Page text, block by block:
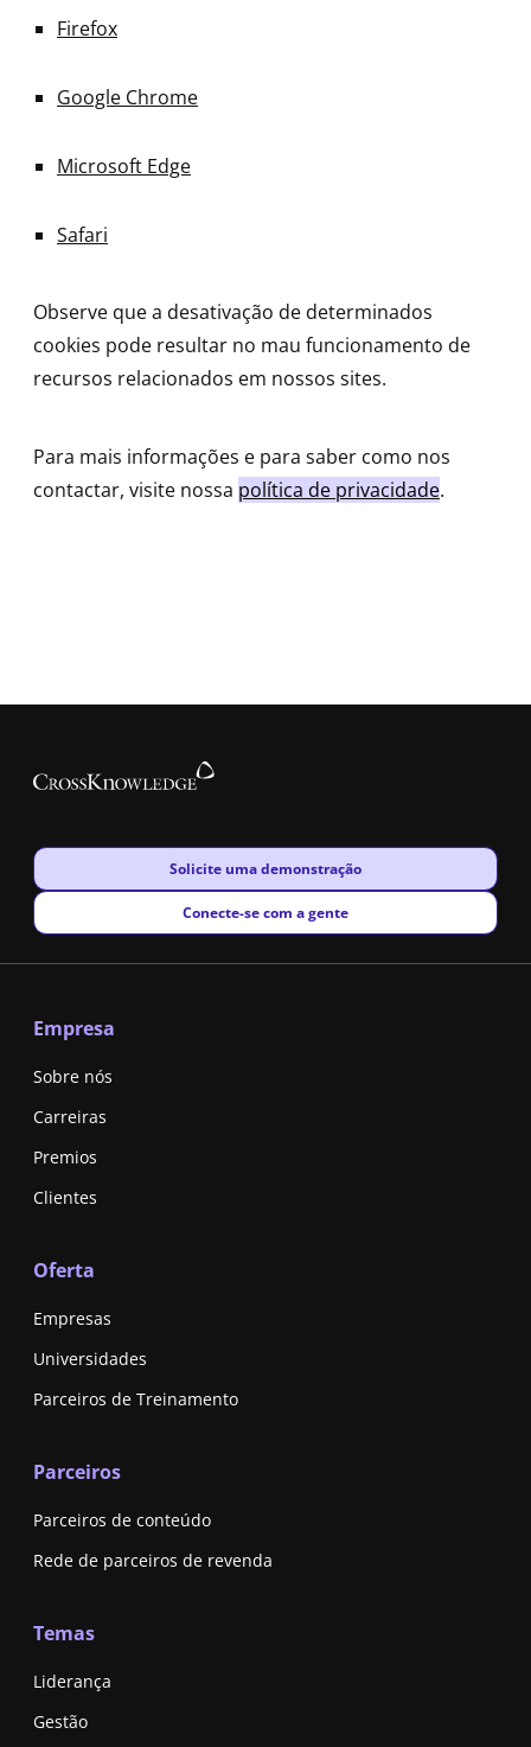
Firefox
Google Chrome
Microsoft Edge
Safari
Observe que a desativação de determinados
cookies pode resultar no mau funcionamento de
recursos relacionados em nossos sites.
Para mais informações e para saber como nos
contactar, visite nossa política de privacidade.
New window
Solicite uma demonstração
New window
Conecte-se com a gente
Empresa
Sobre nós
Carreiras
Premios
Clientes
Oferta
Empresas
Universidades
Parceiros de Treinamento
Parceiros
Parceiros de conteúdo
Rede de parceiros de revenda
Temas
Liderança
Gestão